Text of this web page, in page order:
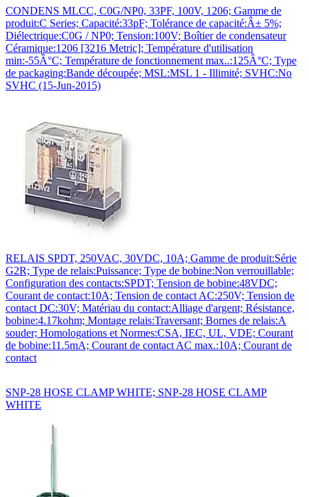
CONDENS MLCC, C0G/NP0, 33PF, 100V, 1206; Gamme de
produit:C Series; Capacité:33pF; Tolérance de capacité:Â± 5%;
Diélectrique:C0G / NP0; Tension:100V; Boîtier de condensateur
Céramique:1206 [3216 Metric]; Température d'utilisation
min:-55Â°C; Température de fonctionnement max..:125Â°C; Type
de packaging:Bande découpée; MSL:MSL 1 - Illimité; SVHC:No
SVHC (15-Jun-2015)
RELAIS SPDT, 250VAC, 30VDC, 10A; Gamme de produit:Série
G2R; Type de relais:Puissance; Type de bobine:Non verrouillable;
Configuration des contacts:SPDT; Tension de bobine:48VDC;
Courant de contact:10A; Tension de contact AC:250V; Tension de
contact DC:30V; Matériau du contact:Alliage d'argent; Résistance,
bobine:4.17kohm; Montage relais:Traversant; Bornes de relais:A
souder; Homologations et Normes:CSA, IEC, UL, VDE; Courant
de bobine:11.5mA; Courant de contact AC max.:10A; Courant de
contact
SNP-28 HOSE CLAMP WHITE; SNP-28 HOSE CLAMP
WHITE